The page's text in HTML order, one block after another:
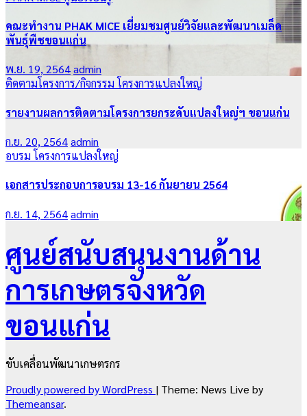
คณะทำงาน PHAK MICE เยี่ยมชมศูนย์วิจัยและพัฒนาเมล็ด
พันธุ์พืชขอนแก่น
พ.ย. 19, 2564admin
ติดตามโครงการ/กิจกรรม โครงการแปลงใหญ่
รายงานผลการติดตามโครงการยกระดับแปลงใหญ่ฯ ขอนแก่น
ก.ย. 20, 2564admin
อบรม โครงการแปลงใหญ่
เอกสารประกอบการอบรม 13-16 กันยายน 2564
ก.ย. 14, 2564admin
ศูนย์สนับสนุนงานด้าน
การเกษตรจังหวัด
ขอนแก่น
ขับเคลื่อนพัฒนาเกษตรกร
Proudly powered by WordPress | Theme: News Live by
Themeansar.